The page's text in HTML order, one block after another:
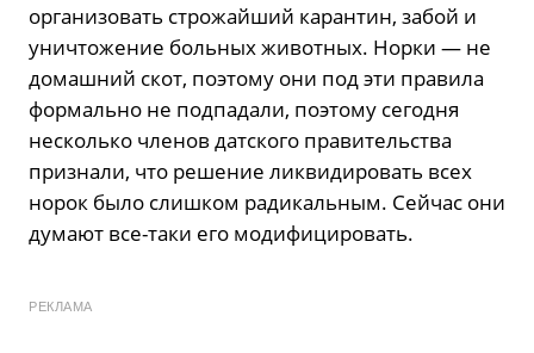
организовать строжайший карантин, забой и
уничтожение больных животных. Норки — не
домашний скот, поэтому они под эти правила
формально не подпадали, поэтому сегодня
несколько членов датского правительства
признали, что решение ликвидировать всех
норок было слишком радикальным. Сейчас они
думают все-таки его модифицировать.
РЕКЛАМА